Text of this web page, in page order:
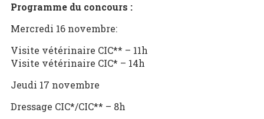
Programme du concours :
Mercredi 16 novembre:
Visite vétérinaire CIC** – 11h
Visite vétérinaire CIC* – 14h
Jeudi 17 novembre
Dressage CIC*/CIC** – 8h